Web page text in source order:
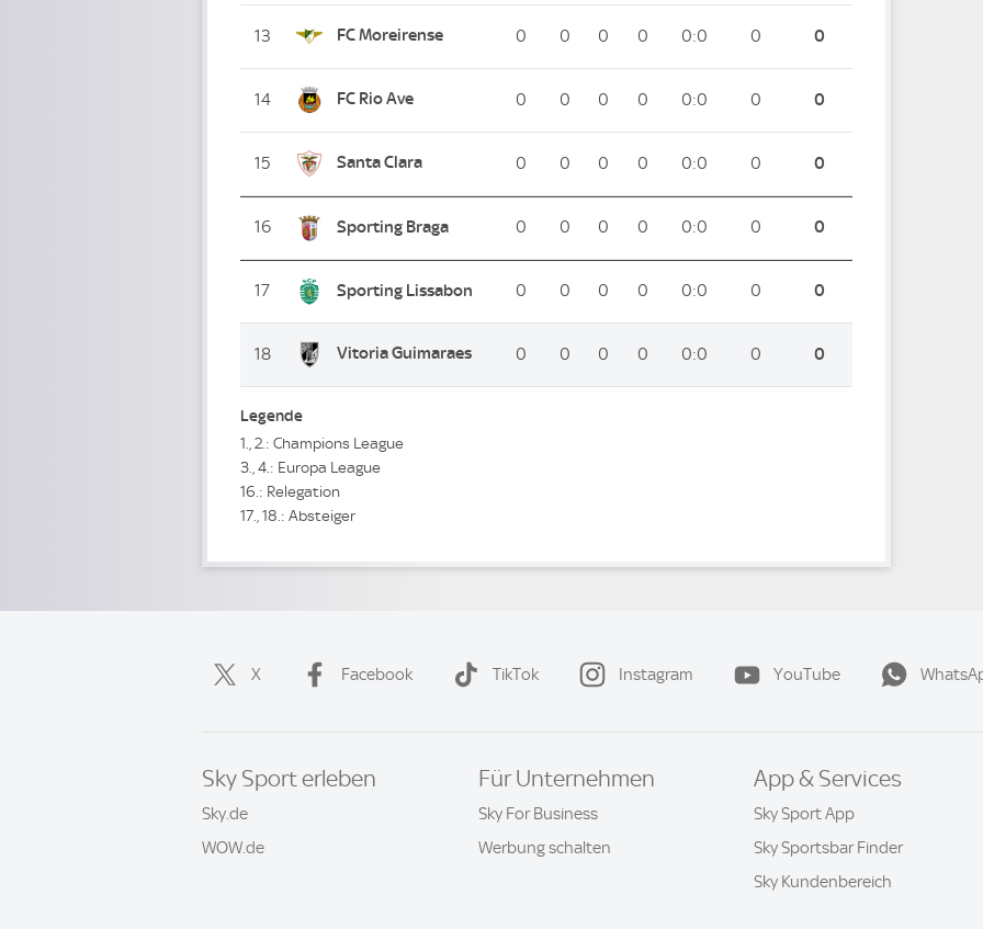
13 FC Moreirense 0 0 0 0 0:0 0 0
14 FC Rio Ave 0 0 0 0 0:0 0 0
15 Santa Clara 0 0 0 0 0:0 0 0
16 Sporting Braga 0 0 0 0 0:0 0 0
17 Sporting Lissabon 0 0 0 0 0:0 0 0
18 Vitoria Guimaraes 0 0 0 0 0:0 0 0
Legende
1., 2.: Champions League
3., 4.: Europa League
16.: Relegation
17., 18.: Absteiger
X Facebook TikTok Instagram YouTube
Sky Sport erleben
Sky.de
WOW.de
Für Unternehmen
Sky For Business
Werbung schalten
App & Services
Sky Sport App
Sky Sportsbar Finder
Sky Kundenbereich